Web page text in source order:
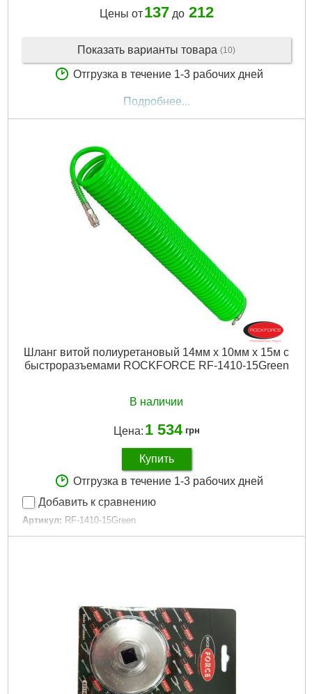
Цены от 137 до 212
Показать варианты товара (10)
Отгрузка в течение 1-3 рабочих дней
Подробнее...
Шланг витой полиуретановый 14мм х 10мм х 15м с
быстроразъемами ROCKFORCE RF-1410-15Green
В наличии
Цена: 1 534 грн
Купить
Отгрузка в течение 1-3 рабочих дней
Добавить к сравнению
Артикул: RF-1410-15Green
Код товара: 29.15.94